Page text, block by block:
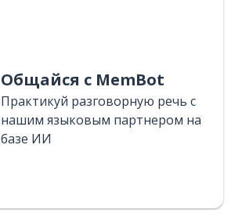
Общайся с MemBot
Практикуй разговорную речь с
нашим языковым партнером на
базе ИИ